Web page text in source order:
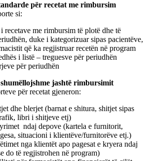
për recetat me rimbursim
si:
recetave me rimbursim të plotë dhe të
duke i kategorizuar sipas pacientëve,
që ka regjistruar recetën në program
i listë – treguesve për periudhën
për periudhën
jashtë rimbursimit
për recetat gjeneron:
dhe blerjet (barnat e shitura, shitjet sipas
libri i shitjeve etj)
ndaj depove (kartela e furnitorit,
situacioni i klientëve/furnitorëve etj.)
nga klientët apo pagesat e kryera ndaj
do të regjistrohen në program)